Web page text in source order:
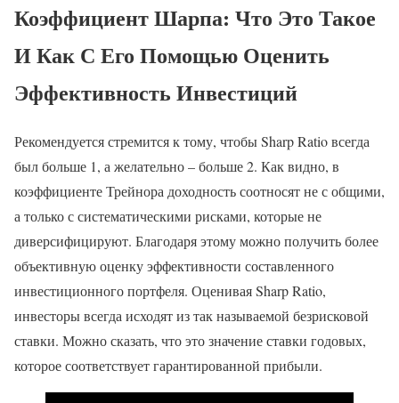
Коэффициент Шарпа: Что Это Такое
И Как С Его Помощью Оценить
Эффективность Инвестиций
Рекомендуется стремится к тому, чтобы Sharp Ratio всегда
был больше 1, а желательно – больше 2. Как видно, в
коэффициенте Трейнора доходность соотносят не с общими,
а только с систематическими рисками, которые не
диверсифицируют. Благодаря этому можно получить более
объективную оценку эффективности составленного
инвестиционного портфеля. Оценивая Sharp Ratio,
инвесторы всегда исходят из так называемой безрисковой
ставки. Можно сказать, что это значение ставки годовых,
которое соответствует гарантированной прибыли.